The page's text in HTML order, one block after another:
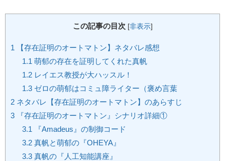
この記事の目次 [非表示]
1 【存在証明のオートマトン】ネタバレ感想
1.1 萌郁の存在を証明してくれた真帆
1.2レイエス教授が大ハッスル！
1.3ゼロの萌郁はコミュ障ライター（褒め言葉
2 ネタバレ【存在証明のオートマトン】のあらすじ
3 『存在証明のオートマトン』シナリオ詳細①
3.1 『Amadeus』の制御コード
3.2真帆と萌郁の『OHEYA』
3.3真帆の『人工知能講座』